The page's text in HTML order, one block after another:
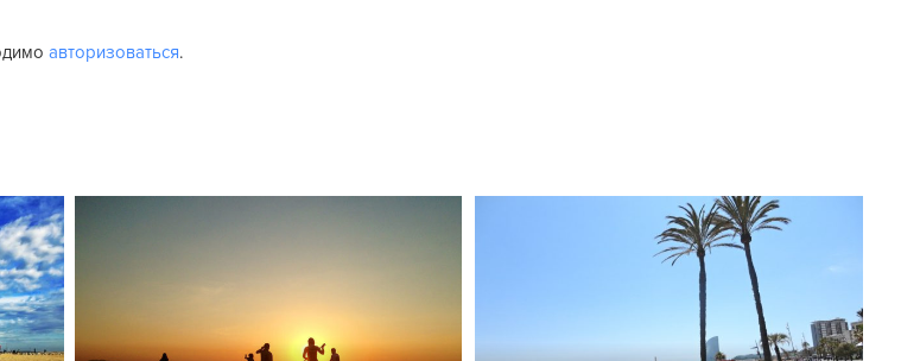
авторизоваться.